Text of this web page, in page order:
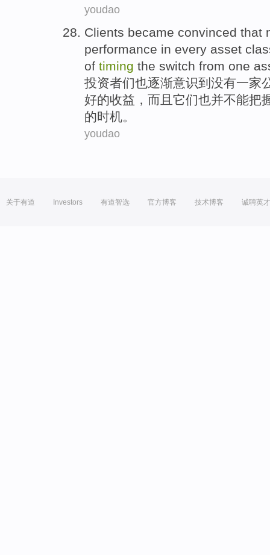
youdao
Clients became convinced that
performance in every asset
of timing the switch from one
投资者们也逐渐意识到没有一家
好的收益，而且 它们也并不能把
的时机。
youdao
关于有道 Investors 有道智选 官方博客 技术博客 诚聘英才